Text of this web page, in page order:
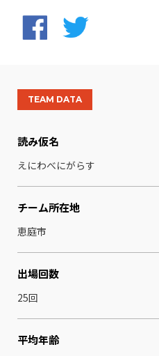
TEAM DATA
読み仮名
えにわべにがらす
チーム所在地
恵庭市
出場回数
25回
平均年齢